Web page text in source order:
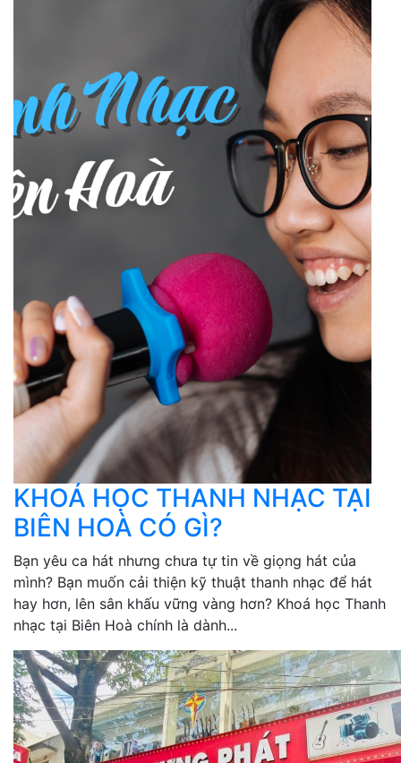
KHOÁ HỌC THANH NHẠC TẠI
BIÊN HOÀ CÓ GÌ?
Bạn yêu ca hát nhưng chưa tự tin về giọng hát của
mình? Bạn muốn cải thiện kỹ thuật thanh nhạc để hát
hay hơn, lên sân khấu vững vàng hơn? Khoá học Thanh
nhạc tại Biên Hoà chính là dành...